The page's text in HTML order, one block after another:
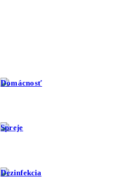
Domácnosť
Spreje
Dezinfekcia